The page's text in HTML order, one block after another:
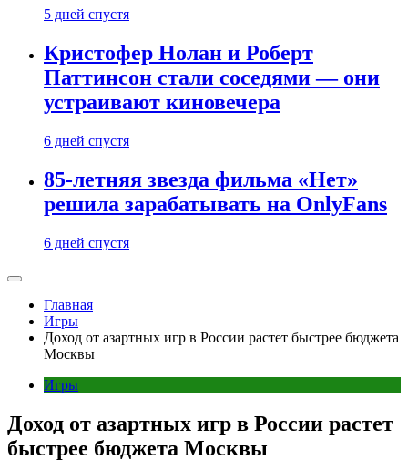
5 дней спустя
Кристофер Нолан и Роберт
Паттинсон стали соседями — они
устраивают киновечера
6 дней спустя
85-летняя звезда фильма «Нет»
решила зарабатывать на OnlyFans
6 дней спустя
Главная
Игры
Доход от азартных игр в России растет быстрее бюджета
Москвы
Игры
Доход от азартных игр в России растет
быстрее бюджета Москвы